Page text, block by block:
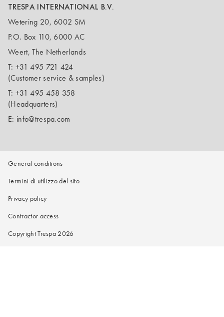
TRESPA INTERNATIONAL B.V.
Wetering 20, 6002 SM
P.O. Box 110, 6000 AC
Weert, The Netherlands
T: +31 495 721 424
(Customer service & samples)
T: +31 495 458 358
(Headquarters)
E: info@trespa.com
General conditions
Termini di utilizzo del sito
Privacy policy
Contractor access
Copyright Trespa 2026